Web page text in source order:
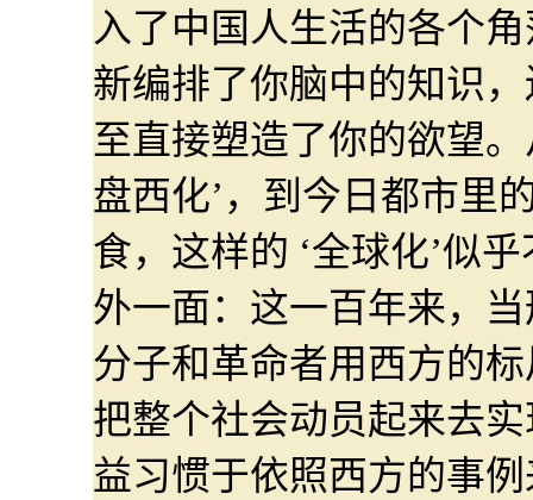
入了中国人生活的各个
新编排了你脑中的知识
至直接塑造了你的欲望
盘西化’，到今日都市里
食，这样的 ‘全球化’似
外一面：这一百年来，
分子和革命者用西方的
把整个社会动员起来去
益习惯于依照西方的事